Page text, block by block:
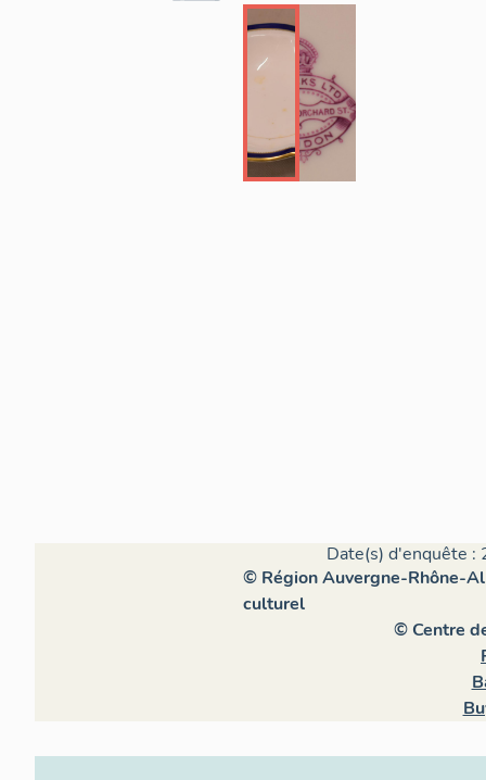
Date(s) d'enquête :
© Région Auvergne-Rhône-
culturel
© Centre